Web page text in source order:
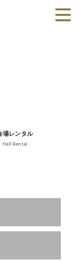
場レンタル
Hall Rental